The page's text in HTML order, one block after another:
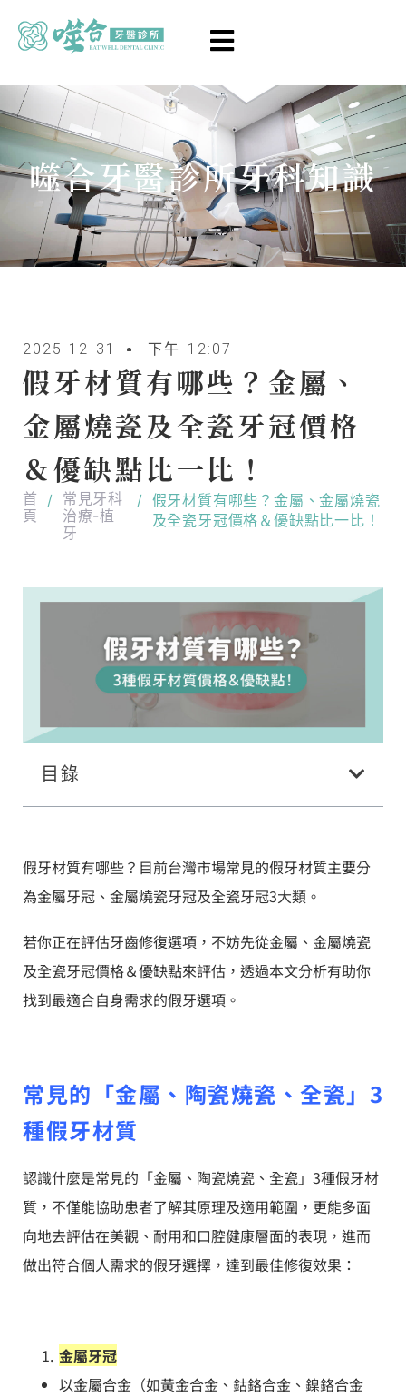
噬合牙醫診所牙科知識
2025-12-31 下午 12:07
假牙材質有哪些？金屬、
金屬燒瓷及全瓷牙冠價格
＆優缺點比一比！
首
頁
/ 常見牙科
治療-植
牙
/ 假牙材質有哪些？金屬、金屬燒瓷
及全瓷牙冠價格＆優缺點比一比！
目錄
假牙材質有哪些？目前台灣市場常見的假牙材質主要分
為金屬牙冠、金屬燒瓷牙冠及全瓷牙冠3大類。
若你正在評估牙齒修復選項，不妨先從金屬、金屬燒瓷
及全瓷牙冠價格＆優缺點來評估，透過本文分析有助你
找到最適合自身需求的假牙選項。
常見的「金屬、陶瓷燒瓷、全瓷」3
種假牙材質
認識什麼是常見的「金屬、陶瓷燒瓷、全瓷」3種假牙材
質，不僅能協助患者了解其原理及適用範圍，更能多面
向地去評估在美觀、耐用和口腔健康層面的表現，進而
做出符合個人需求的假牙選擇，達到最佳修復效果：
金屬牙冠
以金屬合金（如黃金合金、鈷鉻合金、鎳鉻合金